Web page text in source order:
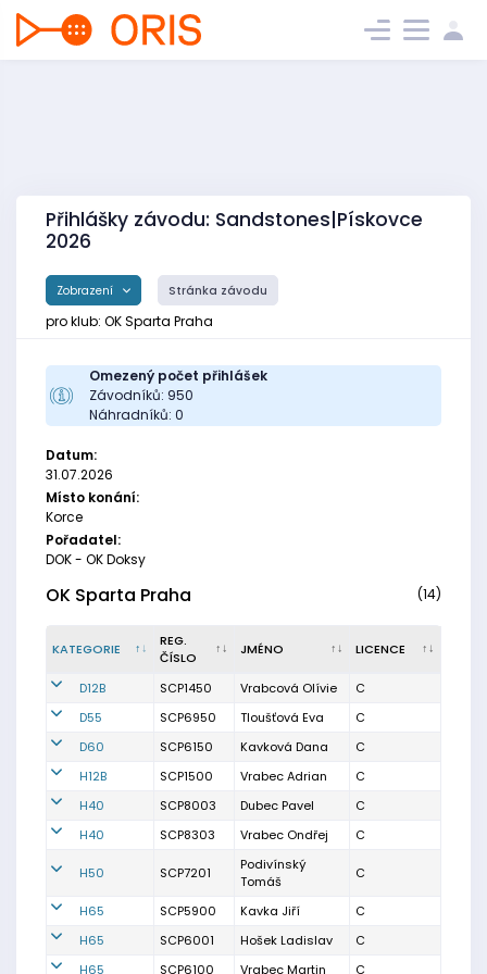
Přihlášky závodu: Sandstones|Pískovce
2026
Zobrazení Stránka závodu
pro klub: OK Sparta Praha
Omezený počet přihlášek
Závodníků: 950
Náhradníků: 0
Datum:
31.07.2026
Místo konání:
Korce
Pořadatel:
DOK - OK Doksy
OK Sparta Praha (14)
KATEGORIE
REG.
ČÍSLO
JMÉNO LICENCE
D12B SCP1450 Vrabcová Olívie
C
D55
SCP6950 Tloušťová Eva
C
D60
SCP6150 Kavková Dana
C
H12B
SCP1500 Vrabec Adrian
C
H40
SCP8003 Dubec Pavel
C
H40
SCP8303 Vrabec Ondřej C
H50 SCP7201
Podivínský
Tomáš
C
H65 SCP5900 Kavka Jiří
C
H65
SCP6001 Hošek Ladislav
C
H65
SCP6100 Vrabec Martin C